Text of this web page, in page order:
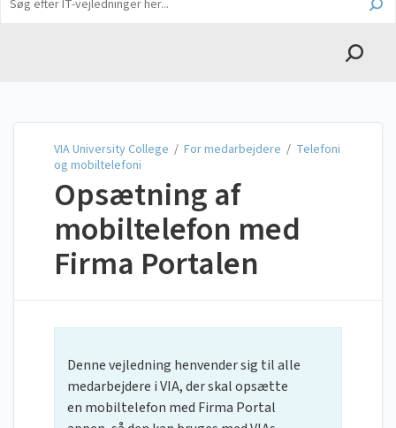
English
VIA University College / For medarbejdere / Telefoni
og mobiltelefoni
Opsætning af
mobiltelefon med
Firma Portalen
Denne vejledning henvender sig til alle
medarbejdere i VIA, der skal opsætte
en mobiltelefon med Firma Portal